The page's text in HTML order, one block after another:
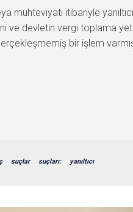
muhteviyatı itibariyle
devletin vergi toplama
bir işlem
suçlar suçları: yanıltıcı